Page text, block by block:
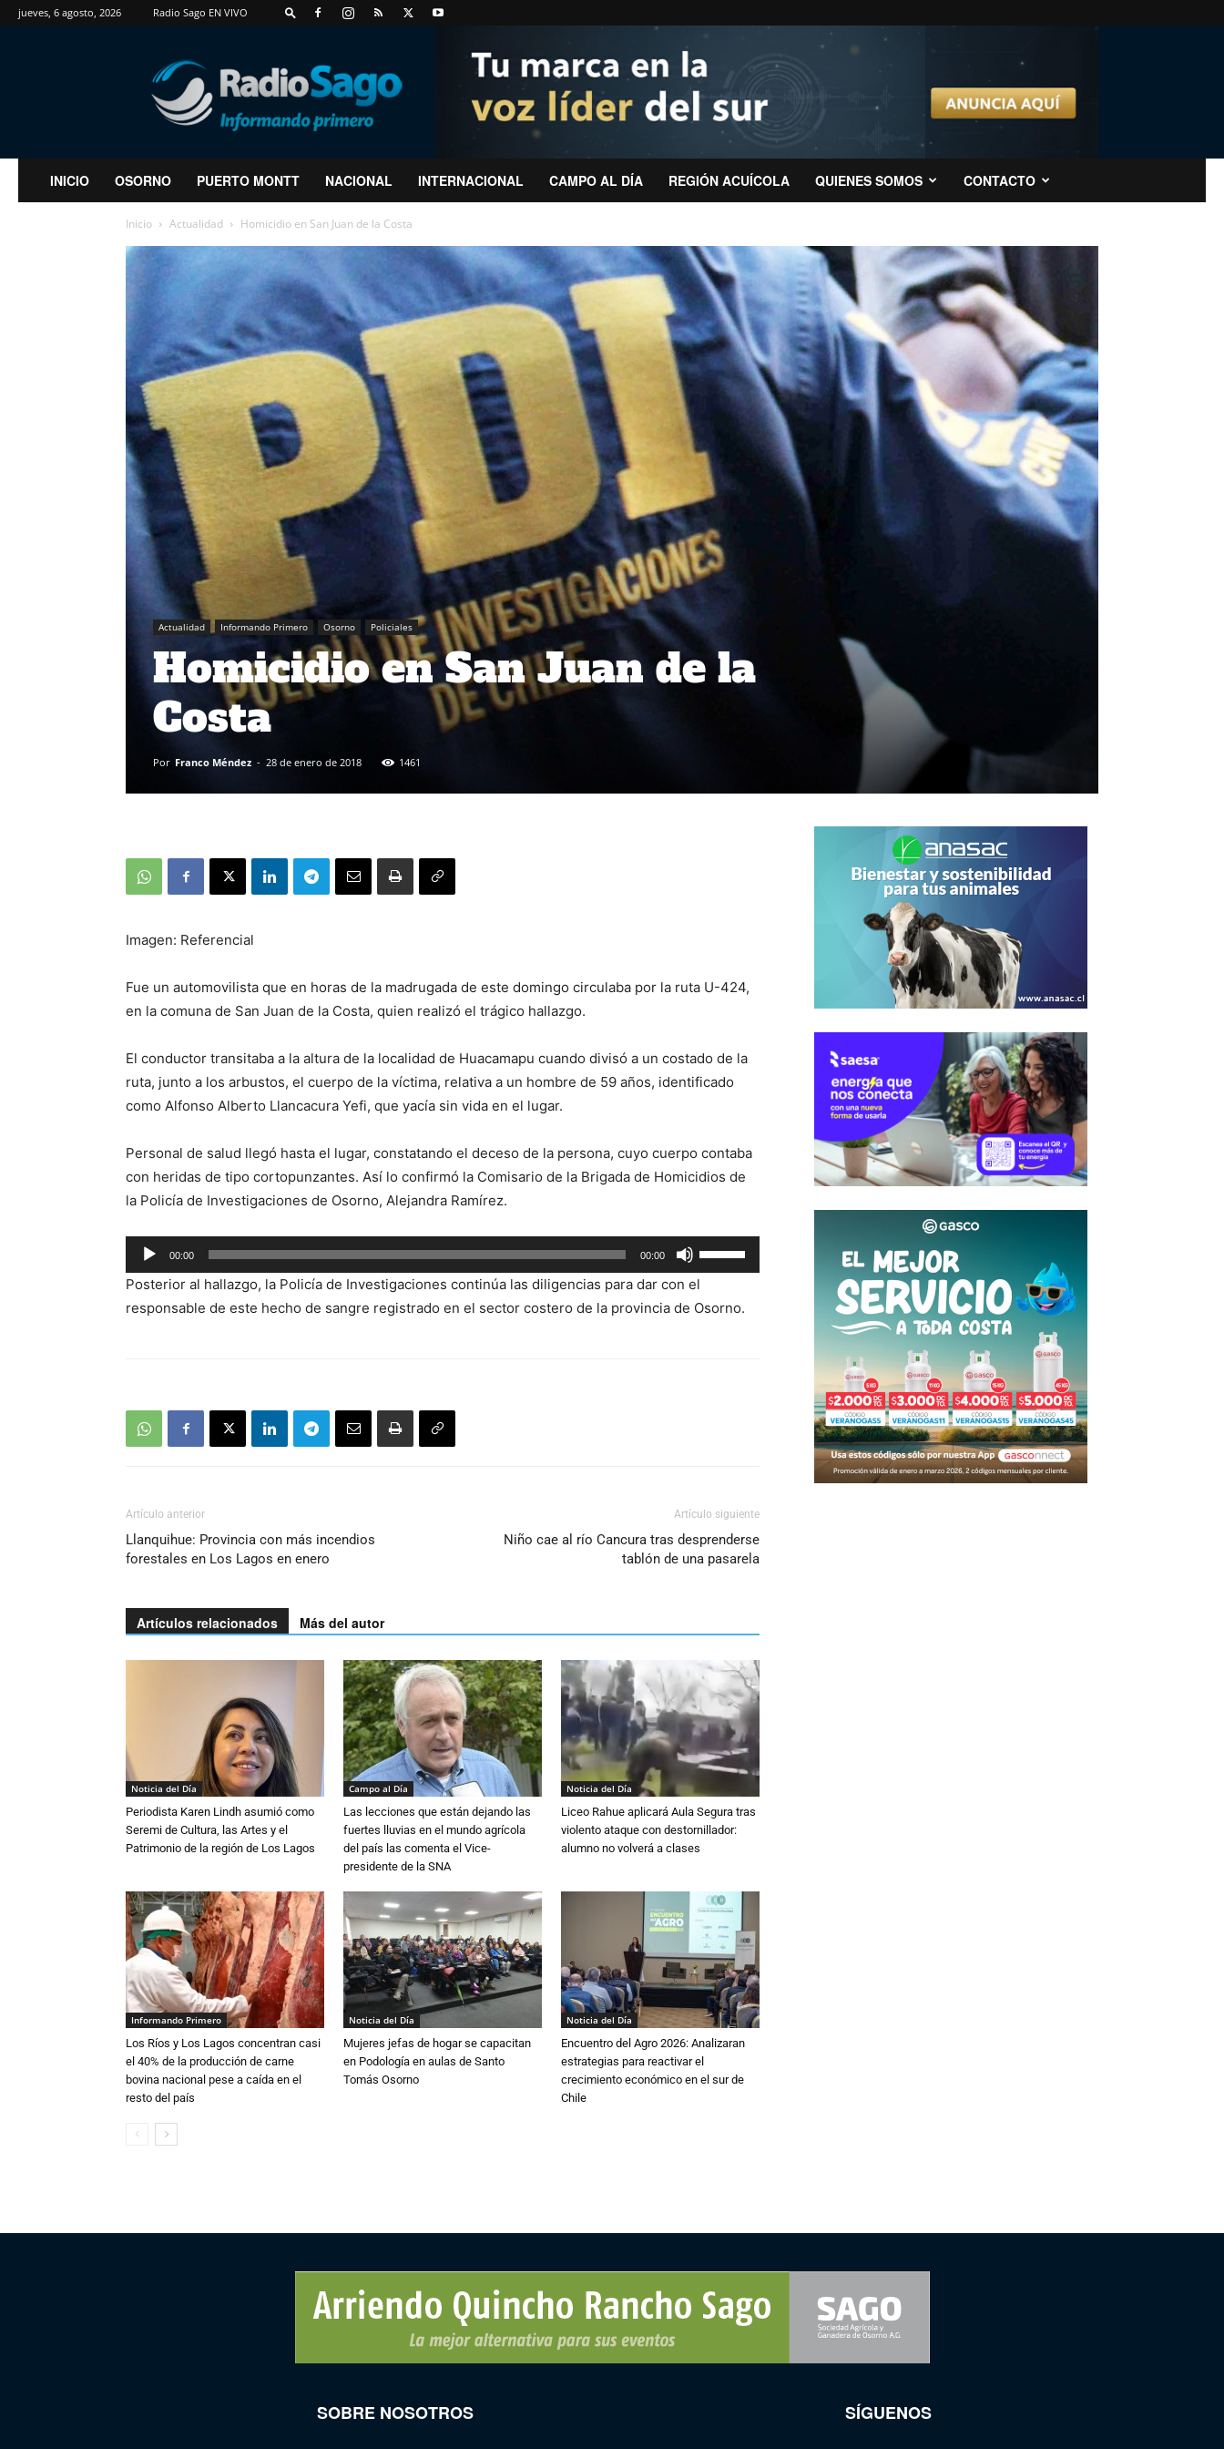
jueves, 6 agosto, 2026 Radio Sago EN VIVO
RadioSago
INICIO OSORNO PUERTO MONTT NACIONAL INTERNACIONAL CAMPO AL DÍA REGIÓN ACUÍCOLA QUIENES SOMOS CONTACTO
Inicio Actualidad Homicidio en San Juan de la Costa
Actualidad Informando Primero Osorno Policiales
Homicidio en San Juan de la
Costa
Por Franco Méndez - 28 de enero de 2018 1461
Imagen: Referencial
Fue un automovilista que en horas de la madrugada de este domingo circulaba por la ruta U-424,
en la comuna de San Juan de la Costa, quien realizó el trágico hallazgo.
El conductor transitaba a la altura de la localidad de Huacamapu cuando divisó a un costado de la
ruta, junto a los arbustos, el cuerpo de la víctima, relativa a un hombre de 59 años, identificado
como Alfonso Alberto Llancacura Yefi, que yacía sin vida en el lugar.
Personal de salud llegó hasta el lugar, constatando el deceso de la persona, cuyo cuerpo contaba
con heridas de tipo cortopunzantes. Así lo confirmó la Comisario de la Brigada de Homicidios de
la Policía de Investigaciones de Osorno, Alejandra Ramírez.
Reproductor
de
audio
00:00 00:00
las
teclas
de
volumen.
Posterior al hallazgo, la Policía de Investigaciones continúa las diligencias para dar con el
responsable de este hecho de sangre registrado en el sector costero de la provincia de Osorno.
Artículo anterior
Llanquihue: Provincia con más incendios
forestales en Los Lagos en enero
Artículo siguiente
Niño cae al río Cancura tras desprenderse
tablón de una pasarela
Artículos relacionados Más del autor
Noticia del Día
Periodista Karen Lindh asumió como
Seremi de Cultura, las Artes y el
Patrimonio de la región de Los Lagos
Campo al Día
Las lecciones que están dejando las
fuertes lluvias en el mundo agrícola
del país las comenta el Vice-
presidente de la SNA
Noticia del Día
Liceo Rahue aplicará Aula Segura tras
violento ataque con destornillador:
alumno no volverá a clases
Informando Primero
Los Ríos y Los Lagos concentran casi
el 40% de la producción de carne
bovina nacional pese a caída en el
resto del país
Noticia del Día
Mujeres jefas de hogar se capacitan
en Podología en aulas de Santo
Tomás Osorno
Noticia del Día
Encuentro del Agro 2026: Analizaran
estrategias para reactivar el
crecimiento económico en el sur de
Chile
SOBRE NOSOTROS SÍGUENOS